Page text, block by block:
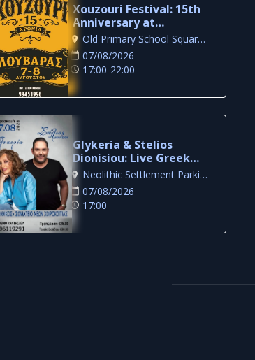
Xouzouri Festival: 15th
Anniversary at
Louvaras Village
Old Primary School Square, Louvaras
07/08/2026
17:00-22:00
Glykeria & Stelios
Dionisiou: Live Greek
Music Night in LarnacaNeolithic Settlement Parking Area, Larnaca
07/08/2026
17:00